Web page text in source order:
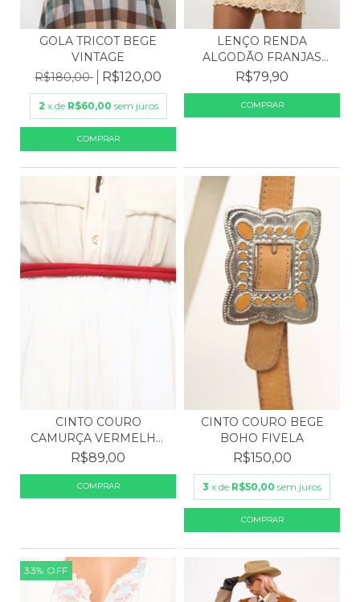
GOLA TRICOT BEGE
VINTAGE
R$180,00
R$120,00
2 x de R$60,00 sem juros
LENÇO RENDA
ALGODÃO FRANJAS
BOHO
R$79,90
CINTO COURO
CAMURÇA VERMELHO
ELÁSTICO
R$89,00
CINTO COURO BEGE
BOHO FIVELA
R$150,00
3 x de R$50,00 sem juros
33% OFF